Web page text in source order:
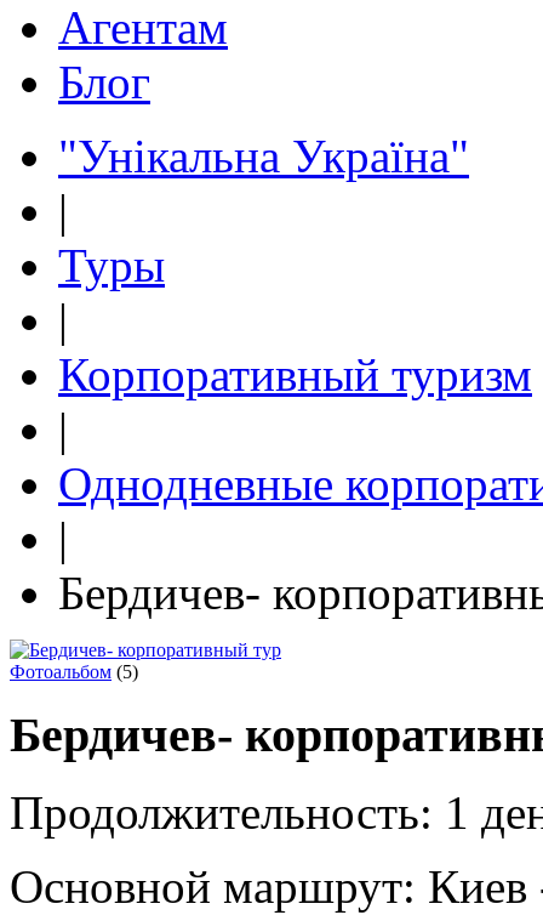
Агентам
Блог
"Унікальна Україна"
|
Туры
|
Корпоративный туризм
|
Однодневные
|
Бердичев-
Фотоальбом (5)
Бердичев-
Продолжительность: 1
Основной маршрут: Киев